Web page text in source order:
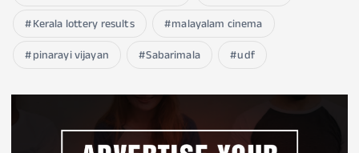
Kerala lottery results
malayalam cinema
pinarayi vijayan
Sabarimala udf